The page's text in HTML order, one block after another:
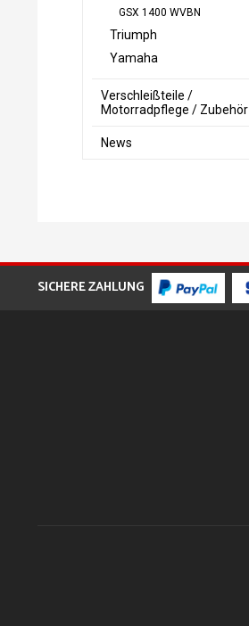
GSX 1400 WVBN
Triumph
Yamaha
Verschleißteile /
Motorradpflege / Zubehör
News
SICHERE ZAHLUNG